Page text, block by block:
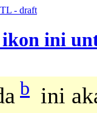
- draft
b ini